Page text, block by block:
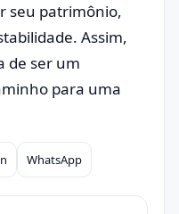
seu patrimônio,
Assim,
de ser um
para uma
WhatsApp